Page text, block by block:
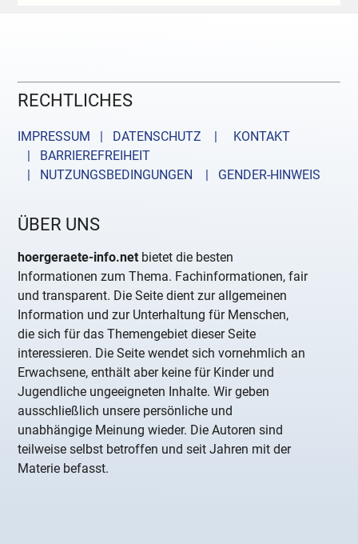
RECHTLICHES
IMPRESSUM | DATENSCHUTZ |
KONTAKT
| BARRIEREFREIHEIT
| NUTZUNGSBEDINGUNGEN
| GENDER-HINWEIS
ÜBER UNS
hoergeraete-info.net bietet die besten
Informationen zum Thema. Fachinformationen, fair
und transparent. Die Seite dient zur allgemeinen
Information und zur Unterhaltung für Menschen,
die sich für das Themengebiet dieser Seite
interessieren. Die Seite wendet sich vornehmlich an
Erwachsene, enthält aber keine für Kinder und
Jugendliche ungeeigneten Inhalte. Wir geben
ausschließlich unsere persönliche und
unabhängige Meinung wieder. Die Autoren sind
teilweise selbst betroffen und seit Jahren mit der
Materie befasst.